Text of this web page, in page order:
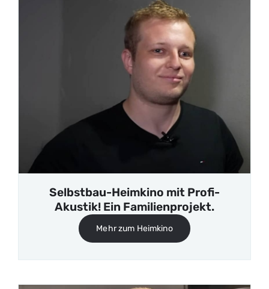
Selbstbau-Heimkino mit Profi-
Akustik! Ein Familienprojekt.
Mehr zum Heimkino